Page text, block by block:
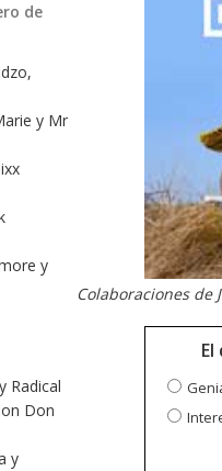
de
y Mr
y
Radical
Don
y
Colaboraciones de